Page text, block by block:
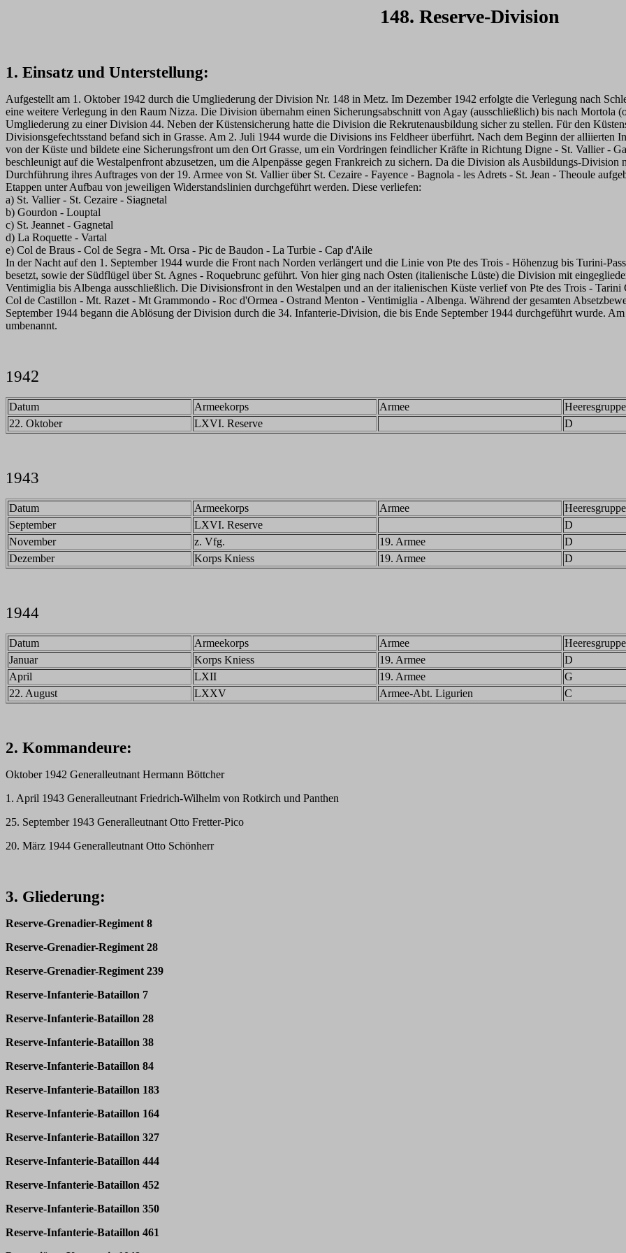
148. Reserve-Division
1. Einsatz und Unterstellung:
Aufgestellt am 1. Oktober 1942 durch die Umgliederung der Division Nr. 148 in Metz. Im Dezember 1942 erfolgte die Verlegung nach
eine weitere Verlegung in den Raum Nizza. Die Division übernahm einen Sicherungsabschnitt von Agay (ausschließlich) bis nach
Umgliederung zu einer Division 44. Neben der Küstensicherung hatte die Division die Rekrutenausbildung sicher zu stellen. Für den
Divisionsgefechtsstand befand sich in Grasse. Am 2. Juli 1944 wurde die Divisions ins Feldheer überführt. Nach dem Beginn der alliierten
von der Küste und bildete eine Sicherungsfront um den Ort Grasse, um ein Vordringen feindlicher Kräfte in Richtung Digne - St. Vallier -
beschleunigt auf die Westalpenfront abzusetzen, um die Alpenpässe gegen Frankreich zu sichern. Da die Division als Ausbildungs-
Durchführung ihres Auftrages von der 19. Armee von St. Vallier über St. Cezaire - Fayence - Bagnola - les Adrets - St. Jean - Theoule
Etappen unter Aufbau von jeweiligen Widerstandslinien durchgeführt werden. Diese verliefen:
a) St. Vallier - St. Cezaire - Siagnetal
b) Gourdon - Louptal
c) St. Jeannet - Gagnetal
d) La Roquette - Vartal
e) Col de Braus - Col de Segra - Mt. Orsa - Pic de Baudon - La Turbie - Cap d'Aile
In der Nacht auf den 1. September 1944 wurde die Front nach Norden verlängert und die Linie von Pte des Trois - Höhenzug bis Turini-
besetzt, sowie der Südflügel über St. Agnes - Roquebrunc geführt. Von hier ging nach Osten (italienische Lüste) die Division mit
Ventimiglia bis Albenga ausschließlich. Die Divisionsfront in den Westalpen und an der italienischen Küste verlief von Pte des Trois -
Col de Castillon - Mt. Razet - Mt Grammondo - Roc d'Ormea - Ostrand Menton - Ventimiglia - Albenga. Während der gesamten
September 1944 begann die Ablösung der Division durch die 34. Infanterie-Division, die bis Ende September 1944 durchgeführt wurde.
umbenannt.
1942
Datum Armeekorps Armee Heeresgruppe
22. Oktober
LXVI. Reserve D
1943
Datum Armeekorps Armee Heeresgruppe
September
LXVI. Reserve D
November
z. Vfg. 19. Armee D
Dezember
Korps Kniess 19. Armee D
1944
Datum Armeekorps Armee Heeresgruppe
Januar
Korps Kniess 19. Armee D
April
LXII 19. Armee G
22. August
LXXV Armee-Abt. Ligurien C
2. Kommandeure:
Oktober 1942 Generalleutnant Hermann Böttcher
1. April 1943 Generalleutnant Friedrich-Wilhelm von Rotkirch und Panthen
25. September 1943 Generalleutnant Otto Fretter-Pico
20. März 1944 Generalleutnant Otto Schönherr
3. Gliederung:
Reserve-Grenadier-Regiment 8
Reserve-Grenadier-Regiment 28
Reserve-Grenadier-Regiment 239
Reserve-Infanterie-Bataillon 7
Reserve-Infanterie-Bataillon 28
Reserve-Infanterie-Bataillon 38
Reserve-Infanterie-Bataillon 84
Reserve-Infanterie-Bataillon 183
Reserve-Infanterie-Bataillon 164
Reserve-Infanterie-Bataillon 327
Reserve-Infanterie-Bataillon 444
Reserve-Infanterie-Bataillon 452
Reserve-Infanterie-Bataillon 350
Reserve-Infanterie-Bataillon 461